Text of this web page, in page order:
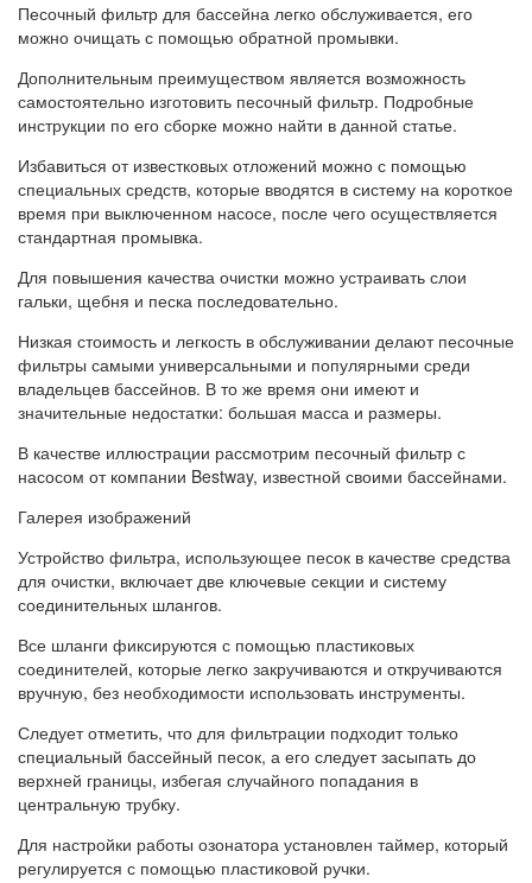
Песочный фильтр для бассейна легко обслуживается, его
можно очищать с помощью обратной промывки.
Дополнительным преимуществом является возможность
самостоятельно изготовить песочный фильтр. Подробные
инструкции по его сборке можно найти в данной статье.
Избавиться от известковых отложений можно с помощью
специальных средств, которые вводятся в систему на короткое
время при выключенном насосе, после чего осуществляется
стандартная промывка.
Для повышения качества очистки можно устраивать слои
гальки, щебня и песка последовательно.
Низкая стоимость и легкость в обслуживании делают песочные
фильтры самыми универсальными и популярными среди
владельцев бассейнов. В то же время они имеют и
значительные недостатки: большая масса и размеры.
В качестве иллюстрации рассмотрим песочный фильтр с
насосом от компании Bestway, известной своими бассейнами.
Галерея изображений
Устройство фильтра, использующее песок в качестве средства
для очистки, включает две ключевые секции и систему
соединительных шлангов.
Все шланги фиксируются с помощью пластиковых
соединителей, которые легко закручиваются и откручиваются
вручную, без необходимости использовать инструменты.
Следует отметить, что для фильтрации подходит только
специальный бассейный песок, а его следует засыпать до
верхней границы, избегая случайного попадания в
центральную трубку.
Для настройки работы озонатора установлен таймер, который
регулируется с помощью пластиковой ручки.